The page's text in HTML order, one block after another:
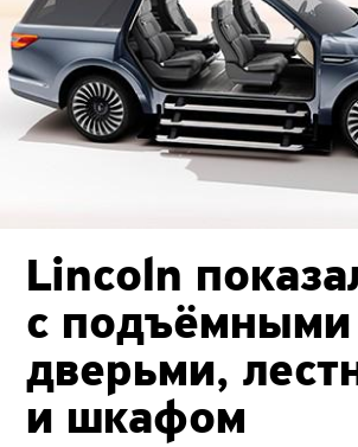
Lincoln
с подъёмными
дверьми,
и шкафом